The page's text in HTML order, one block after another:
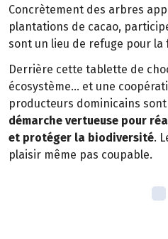
Concrètement des arbres
plantations de cacao,
sont un lieu de refuge pour la
Derrière cette tablette de
écosystème… et une
producteurs dominicains sont
démarche vertueuse pour
et protéger la biodiversité.
plaisir même pas coupable.